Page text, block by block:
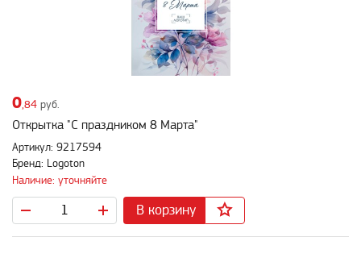
0,84 руб.
Открытка "С праздником 8 Марта"
Артикул: 9217594
Бренд: Logoton
Наличие: уточняйте
В корзину